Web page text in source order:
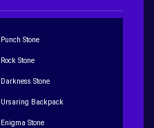
Punch Stone
Rock Stone
Darkness Stone
Ursaring Backpack
Enigma Stone